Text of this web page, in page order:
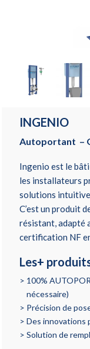
INGENIO
Autoportant –
Ingenio est le
les installateurs
solutions
C’est un produit
résistant, adapté
certification NF
Les+
100%
nécessaire)
Précision de
Des innovations
Solution de